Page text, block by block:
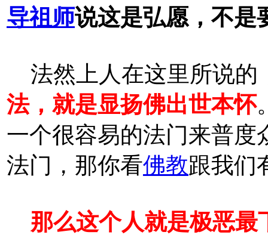
导祖师说这是弘愿，不是
法然上人在这里所说的
法，就是显扬佛出世本怀
一个很容易的法门来普度
法门，那你看佛教跟我们
那么这个人就是极恶